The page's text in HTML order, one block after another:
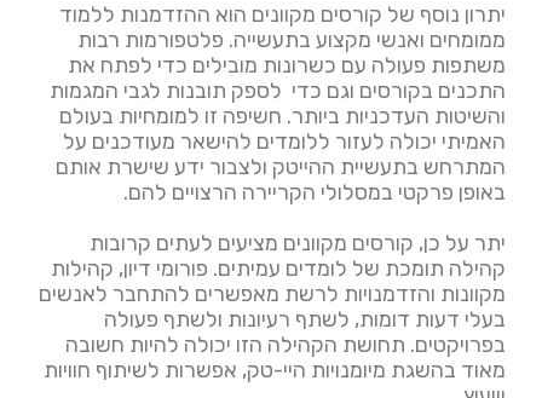
יתרון נוסף של קורסים מקוונים הוא ההזדמנות ללמוד
ממומחים ואנשי מקצוע בתעשייה. פלטפורמות רבות
משתפות פעולה עם כשרונות מובילים כדי לפתח את
התכנים בקורסים וגם כדי לספק תובנות לגבי המגמות
והשיטות העדכניות ביותר. חשיפה זו למומחיות בעולם
האמיתי יכולה לעזור ללומדים להישאר מעודכנים על
המתרחש בתעשיית ההייטק ולצבור ידע שישרת אותם
באופן פרקטי במסלולי הקריירה הרצויים להם.
יתר על כן, קורסים מקוונים מציעים לעתים קרובות
קהילה תומכת של לומדים עמיתים. פורומי דיון, קהילות
מקוונות והזדמנויות לרשת מאפשרים להתחבר לאנשים
בעלי דעות דומות, לשתף רעיונות ולשתף פעולה
בפרויקטים. תחושת הקהילה הזו יכולה להיות חשובה
מאוד בהשגת מיומנויות היי-טק, אפשרות לשיתוף חוויות